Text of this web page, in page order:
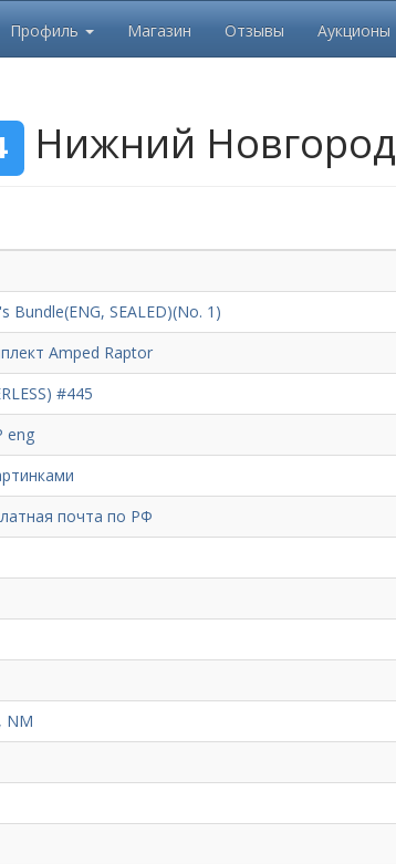
Профиль Магазин Отзывы Аукционы
Нижний Новгород
SEALED)(No. 1)
Amped Raptor
#445
eng
почта по РФ
NM